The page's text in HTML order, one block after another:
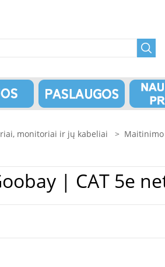
monitoriai ir jų kabeliai >
Kabeliai ir Adapteriai |